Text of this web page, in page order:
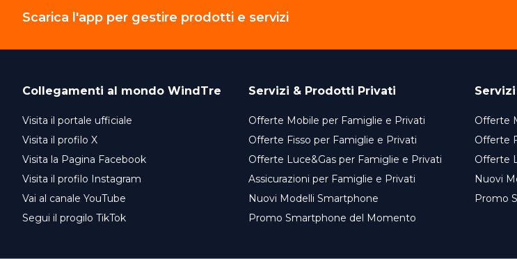
Scarica l'app per gestire prodotti e servizi
Collegamenti al mondo WindTre
Visita il portale ufficiale
Visita il profilo X
Visita la Pagina Facebook
Visita il profilo Instagram
Vai al canale YouTube
Segui il progilo TikTok
Servizi & Prodotti Privati
Offerte Mobile per Famiglie e Privati
Offerte Fisso per Famiglie e Privati
Offerte Luce&Gas per Famiglie e Privati
Assicurazioni per Famiglie e Privati
Nuovi Modelli Smartphone
Promo Smartphone del Momento
Offerte
Offerte
Offerte
Nuovi
Promo